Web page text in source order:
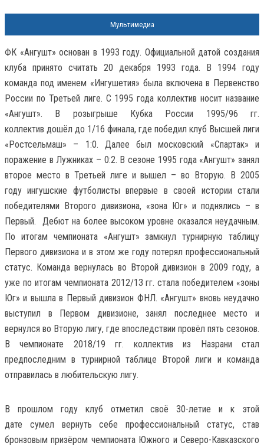
Мультимедиа
ФК «Ангушт» основан в 1993 году. Официальной датой создания
клуба принято считать 20 декабря 1993 года. В 1994 году
команда под именем «Ингушетия» была включена в Первенство
России по Третьей лиге. С 1995 года коллектив носит название
«Ангушт». В розыгрыше Кубка России 1995/96 гг.
коллектив дошёл до 1/16 финала, где победил клуб Высшей лиги
«Ростсельмаш» – 1:0. Далее был московский «Спартак» и
поражение в Лужниках – 0:2. В сезоне 1995 года «Ангушт» занял
второе место в Третьей лиге и вышел – во Вторую. В 2005
году ингушские футболисты впервые в своей истории стали
победителями Второго дивизиона, «зона Юг» и поднялись – в
Первый. Дебют на более высоком уровне оказался неудачным.
По итогам чемпионата «Ангушт» замкнул турнирную таблицу
Первого дивизиона и в этом же году потерял профессиональный
статус. Команда вернулась во Второй дивизион в 2009 году, а
уже по итогам чемпионата 2012/13 гг. стала победителем «зоны
Юг» и вышла в Первый дивизион ФНЛ. «Ангушт» вновь неудачно
выступил в Первом дивизионе, занял последнее место и
вернулся во Вторую лигу, где впоследствии провёл пять сезонов.
В чемпионате 2018/19 гг. коллектив из Назрани стал
предпоследним в турнирной таблице Второй лиги и команда
отправилась в любительскую лигу.
В прошлом году клуб отметил своё 30-летие и к этой
дате сумел вернуть себе профессиональный статус, став
бронзовым призёром чемпионата Южного и Северо-Кавказского